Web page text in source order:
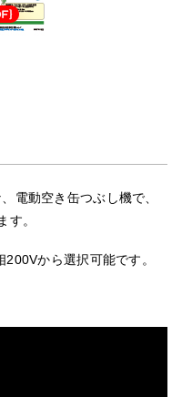
電動空き缶つぶし機で、
す。
から選択可能です。